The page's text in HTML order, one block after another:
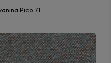
Pico 71